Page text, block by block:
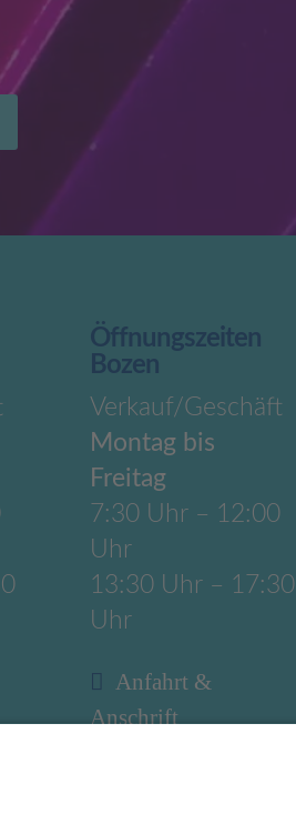
Öffnungszeiten
Bozen
Verkauf/Geschäft
Montag bis
Freitag
7:30 Uhr – 12:00
Uhr
13:30 Uhr – 17:30
Uhr
Anfahrt &
Anschrift